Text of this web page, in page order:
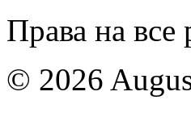
Права на все
© 2026